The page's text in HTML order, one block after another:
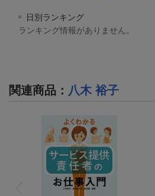
日別ランキング
ランキング情報がありません。
関連商品 ： 八木 裕子